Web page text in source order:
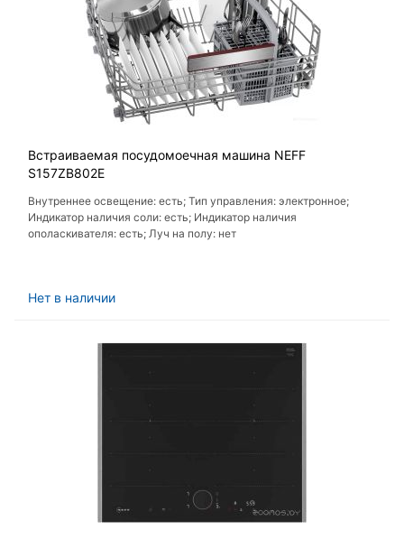
Встраиваемая посудомоечная машина NEFF
S157ZB802E
Внутреннее освещение: есть; Тип управления: электронное;
Индикатор наличия соли: есть; Индикатор наличия
ополаскивателя: есть; Луч на полу: нет
Нет в наличии